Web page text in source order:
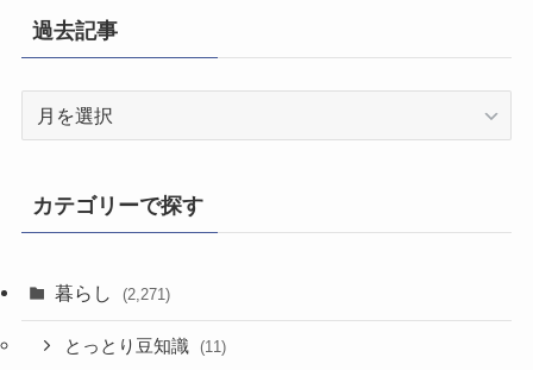
過去記事
カテゴリーで探す
暮らし (2,271)
とっとり豆知識 (11)